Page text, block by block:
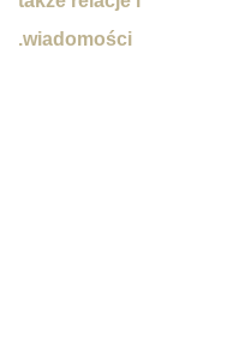
wiadomości.